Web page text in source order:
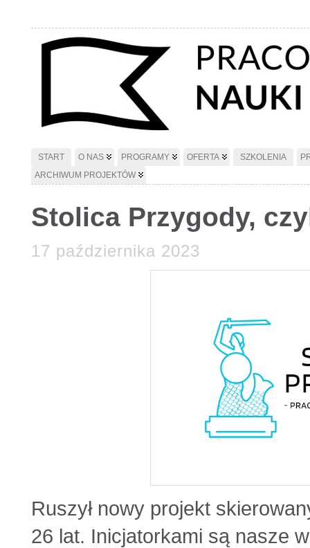
START O NAS PROGRAMY OFERTA SZKOLENIA
ARCHIWUM PROJEKTÓW
Stolica Przygody,
17 października 2023
Ruszył nowy projekt
26 lat. Inicjatorkami są nasze